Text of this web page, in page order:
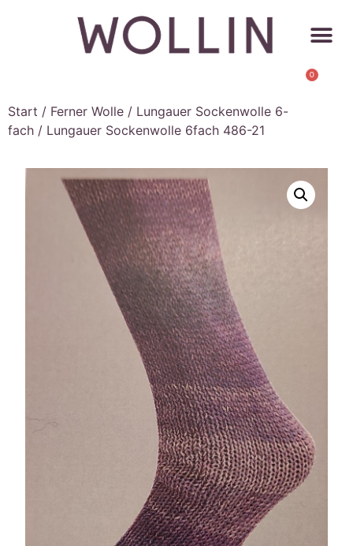
0
Start / Ferner Wolle / Lungauer Sockenwolle 6-
fach / Lungauer Sockenwolle 6fach 486-21